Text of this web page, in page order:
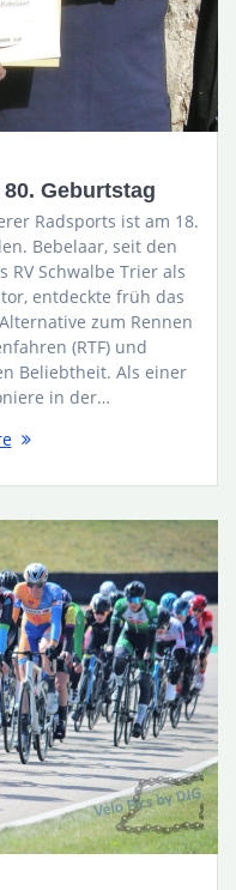
Geburtstag
Radsports ist am 18.
Bebelaar, seit den
RV Schwalbe Trier als
entdeckte früh das
zum Rennen
(RTF) und
Beliebtheit. Als einer
in der…